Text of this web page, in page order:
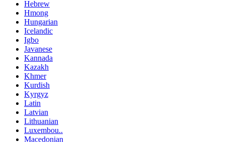
Hebrew
Hmong
Hungarian
Icelandic
Igbo
Javanese
Kannada
Kazakh
Khmer
Kurdish
Kyrgyz
Latin
Latvian
Lithuanian
Luxembou..
Macedonian